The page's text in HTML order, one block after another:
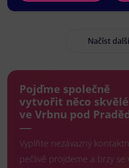
Načíst další
Pojďme společně
vytvořit něco
ve Vrbnu pod
Vyplňte nezávazný
pečlivě projdeme a brzy se